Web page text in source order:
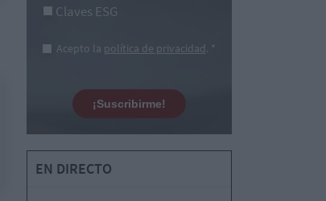
Claves ESG
Acepto la política de privacidad. *
¡Suscribirme!
EN DIRECTO